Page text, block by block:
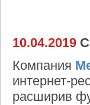
10.04.2019
Компания
интернет-
расширив